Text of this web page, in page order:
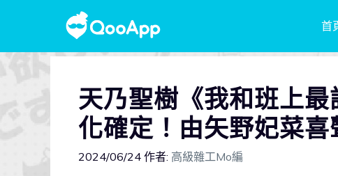
首
天乃聖樹《我和班上
化確定！由矢野妃菜喜
2024/06/24 作者: 高級雜工Mo編